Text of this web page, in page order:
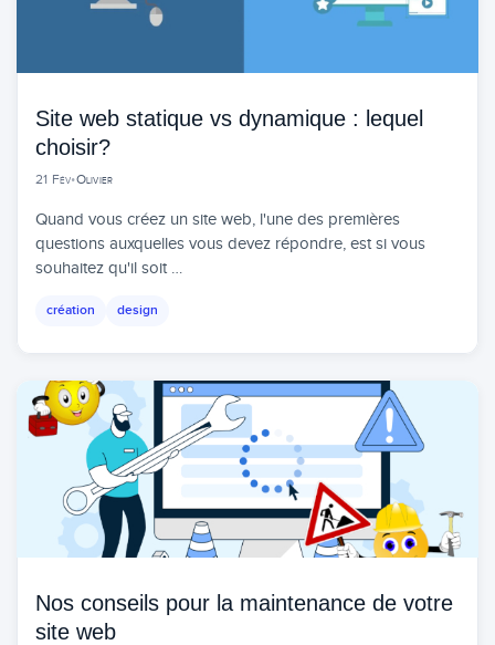
Site web statique vs dynamique : lequel
choisir?
21 Fév•Olivier
Quand vous créez un site web, l'une des premières
questions auxquelles vous devez répondre, est si vous
souhaitez qu'il soit …
création design
Nos conseils pour la maintenance de votre
site web